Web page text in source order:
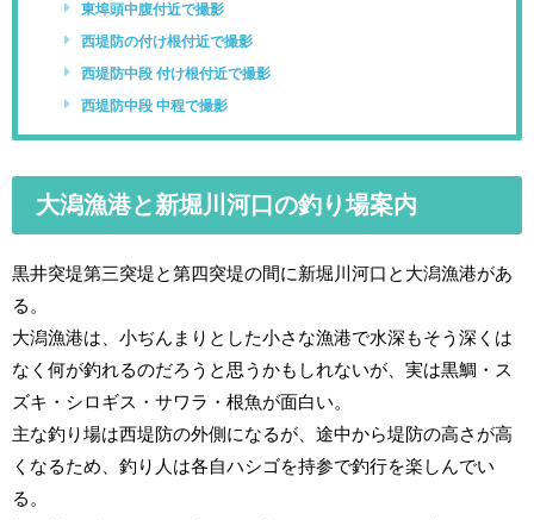
東埠頭中腹付近で撮影
西堤防の付け根付近で撮影
西堤防中段 付け根付近で撮影
西堤防中段 中程で撮影
大潟漁港と新堀川河口の釣り場案内
黒井突堤第三突堤と第四突堤の間に新堀川河口と大潟漁港があ
る。
大潟漁港は、小ぢんまりとした小さな漁港で水深もそう深くは
なく何が釣れるのだろうと思うかもしれないが、実は黒鯛・ス
ズキ・シロギス・サワラ・根魚が面白い。
主な釣り場は西堤防の外側になるが、途中から堤防の高さが高
くなるため、釣り人は各自ハシゴを持参で釣行を楽しんでい
る。